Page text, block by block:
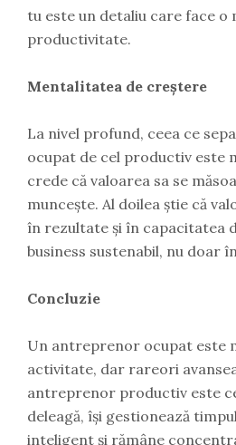
tu este un detaliu care face o
productivitate.
Mentalitatea de creștere
La nivel profund, ceea ce
ocupat de cel productiv este
crede că valoarea sa se
muncește. Al doilea știe că
în rezultate și în capacitatea
business sustenabil, nu doar
Concluzie
Un antreprenor ocupat este
activitate, dar rareori
antreprenor productiv este
deleagă, își gestionează
inteligent și rămâne